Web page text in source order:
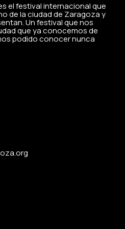
el festival internacional que
de la ciudad de Zaragoza y
Un festival que nos
que ya conocemos de
podido conocer nunca